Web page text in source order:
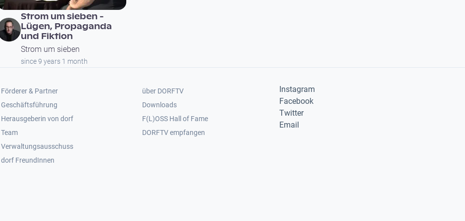
Strom um sieben -
Lügen, Propaganda
und Fiktion
Strom um sieben
since 9 years 1 month
Footer 2
Förderer & Partner
Geschäftsführung
Herausgeberin von dorf
Team
Verwaltungsausschuss
dorf FreundInnen
Footer 3
über DORFTV
Downloads
F(L)OSS Hall of Fame
Footer 4
DORFTV empfangen
Instagram
Facebook
Twitter
Email